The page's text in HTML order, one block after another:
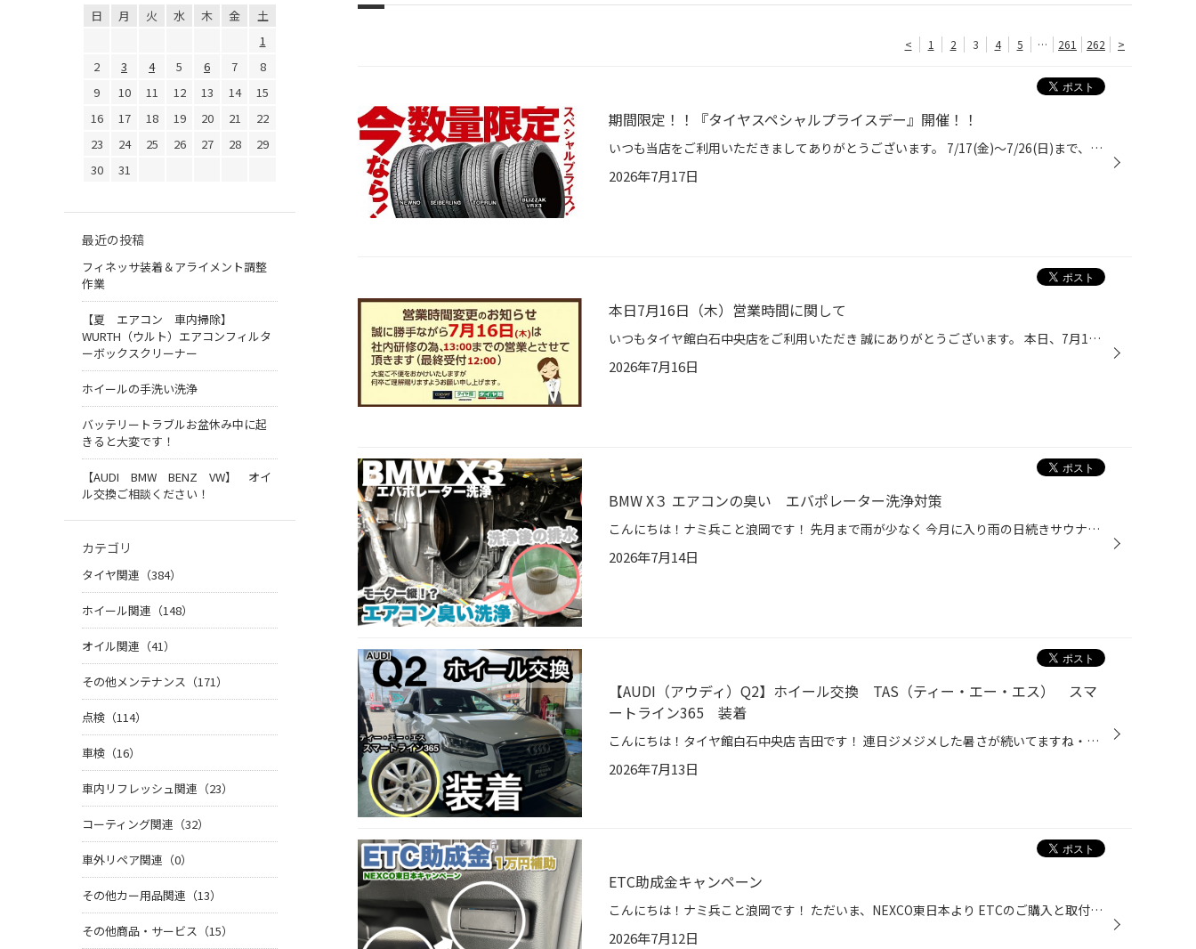
< 1 2 3 4 5 … 261 262 >
期間限定！！『タイヤスペシャルプライスデー』開催！！
いつも当店をご利用いただきましてありがとうございます。 7/17(金)～7/26(日)まで、コクピット・タイヤ館におきまして、 期間限定！ サイズ限定！！ 数量限定！！！ お得にお買い求めいただける、「タイヤスペシャルプライスデー」がスタートします！ お得なタイヤのご紹介！！ NEWNO 155/65R14 タ...
2026年7月17日
本日7月16日（木）営業時間に関して
いつもタイヤ館白石中央店をご利用いただき 誠にありがとうございます。 本日、7月16日（木）は社内研修のため 13：00（最終受付12：00）までの営業となります。 ご来店の際はお気を付けくださいませ。
2026年7月16日
BMW X３ エアコンの臭い エバポレーター洗浄対策
こんにちは！ナミ兵こと浪岡です！ 先月まで雨が少なく 今月に入り雨の日続きサウナ状態の札幌です（汗 ムシムシしておりますね。。。 店舗の湿度計は70％を示しておりましたー。 この時期はエアコンが必須になりますが、 臭いが気になるという方もいるのでは！？ 本日はBMWのエアコンの臭いが気に...
2026年7月14日
【AUDI（アウディ）Q2】ホイール交換 TAS（ティー・エー・エス） スマ
ートライン365 装着
こんにちは！タイヤ館白石中央店 吉田です！ 連日ジメジメした暑さが続いてますね・・・ 熱中症には皆さまお気をつけください！ 本日は！輸入車のホイール交換！ AUDI（アウディ）Q2に TAS（ティー・エー・エス）の SmartLine 365 （スマートラインサンロクゴ）を装着しました！ 商品詳細はこちらか...
2026年7月13日
ETC助成金キャンペーン
こんにちは！ナミ兵こと浪岡です！ ただいま、NEXCO東日本より ETCのご購入と取付で 助成金が受けれるキャンペーン実施中です！ 本体、取付、セットアップ含むトータル金額より 1万円の助成金が受けられます！ 残りの差額分がお支払いになるので かなりお得なキャンペーンです！ 但し取替えによる購...
2026年7月12日
日 月 火 水 木 金
土
1
2
3 4 5 6 7
8
9
10 11 12 13 14
15
16
17 18 19 20 21
22
23
24 25 26 27 28
29
30
31
最近の投稿
フィネッサ装着＆アライメント調整
作業
【夏 エアコン 車内掃除】
WURTH（ウルト）エアコンフィルタ
ーボックスクリーナー
ホイールの手洗い洗浄
バッテリートラブルお盆休み中に起
きると大変です！
【AUDI BMW BENZ VW】 オイ
ル交換ご相談ください！
カテゴリ
タイヤ関連（384）
ホイール関連（148）
オイル関連（41）
その他メンテナンス（171）
点検（114）
車検（16）
車内リフレッシュ関連（23）
コーティング関連（32）
車外リペア関連（0）
その他カー用品関連（13）
その他商品・サービス（15）